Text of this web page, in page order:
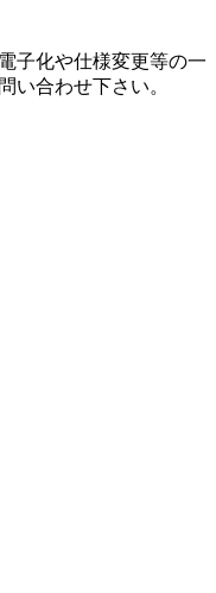
子化や仕様変更等の一
い合わせ下さい。